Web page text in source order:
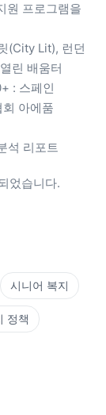
원 프로그램을
(City Lit), 런던
린 배움터
: 스페인
아에품
석 리포트
었습니다.
시니어 복지
정책